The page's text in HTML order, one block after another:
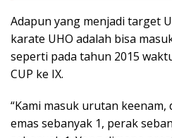
Adapun yang menjadi target
karate UHO adalah bisa
seperti pada tahun 2015
CUP ke IX.
“Kami masuk urutan
emas sebanyak 1, perak